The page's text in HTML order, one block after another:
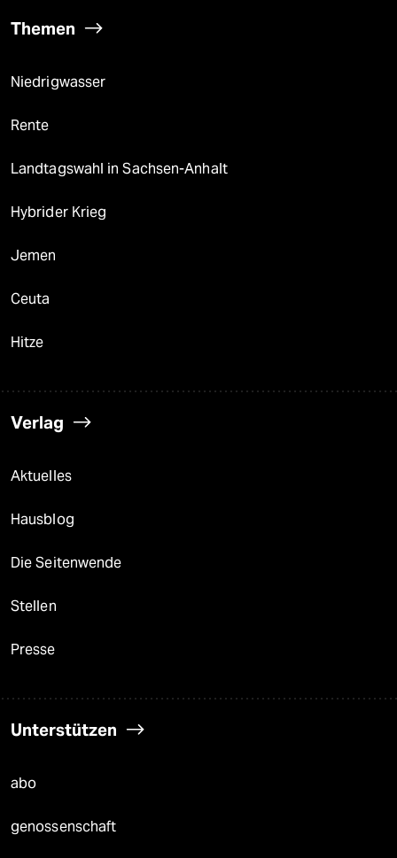
Themen
Niedrigwasser
Rente
Landtagswahl in Sachsen-Anhalt
Hybrider Krieg
Jemen
Ceuta
Hitze
Verlag
Aktuelles
Hausblog
Die Seitenwende
Stellen
Presse
Unterstützen
abo
genossenschaft